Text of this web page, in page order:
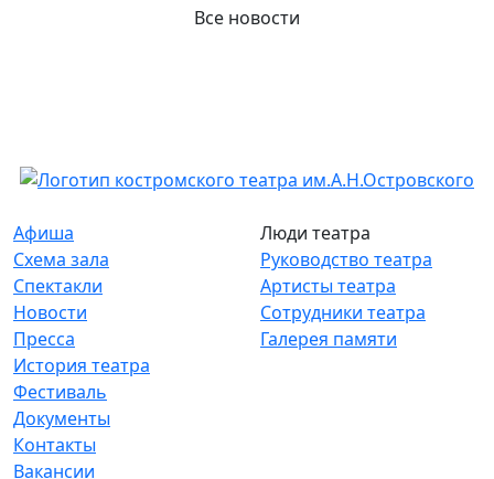
Все новости
Афиша
Схема зала
Спектакли
Новости
Пресса
История театра
Фестиваль
Документы
Контакты
Вакансии
Люди театра
Руководство театра
Артисты театра
Сотрудники театра
Галерея памяти